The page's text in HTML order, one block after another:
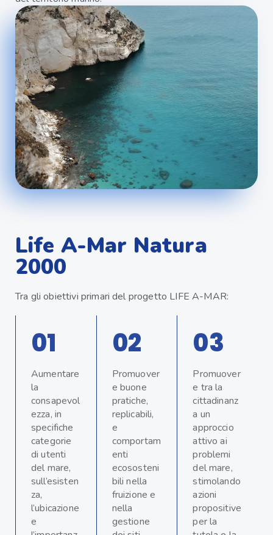
Life A-Mar Natura
2000
Tra gli obiettivi primari del progetto LIFE A-MAR:
01
Aumentare
la
consapevol
ezza, in
specifiche
categorie
di utenti
del mare,
sull’esisten
za,
l’ubicazione
e
02
Promuover
e buone
pratiche,
replicabili,
e
comportam
enti
ecososteni
bili nella
fruizione e
nella
gestione
03
Promuover
e tra la
cittadinanz
a un
approccio
attivo ai
problemi
del mare,
stimolando
azioni
propositive
per la